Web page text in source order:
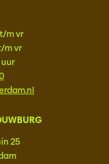
m vr
m vr
uur
25